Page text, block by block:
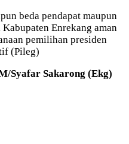
beda pendapat maupun
Enrekang aman
pemilihan presiden
(Pileg)
Syafar Sakarong (Ekg)